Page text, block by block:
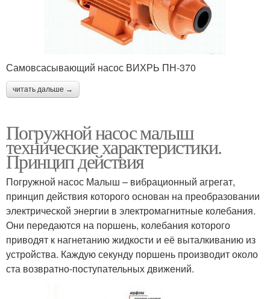
Самовсасывающий насос ВИХРЬ ПН-370
читать дальше →
Погружной насос малыш
технические характеристики.
Принцип действия
Погружной насос Малыш – вибрационный агрегат,
принцип действия которого основан на преобразовании
электрической энергии в электромагнитные колебания.
Они передаются на поршень, колебания которого
приводят к нагнетанию жидкости и её выталкиванию из
устройства. Каждую секунду поршень производит около
ста возвратно-поступательных движений.